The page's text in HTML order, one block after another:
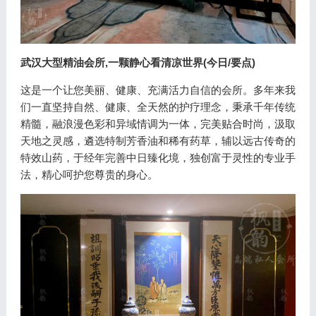
武汉大型精油会所,一颗静心看清凉世界(今日/要点)
这是一个让您美丽、健康、充满活力自信的会所。多年来我
们一直坚持自然、健康、全天然的护疗理念，秉承千年传统
精髓，融浪漫色彩和异域情调为一体，完美贴合时尚，汲取
天地之灵感，遴选特制芳香油和稀有药草，辅以远古传奇的
特效山药，于经年完善中日臻化境，独创富于灵性的专业手
法，精心呵护您尊贵的身心。